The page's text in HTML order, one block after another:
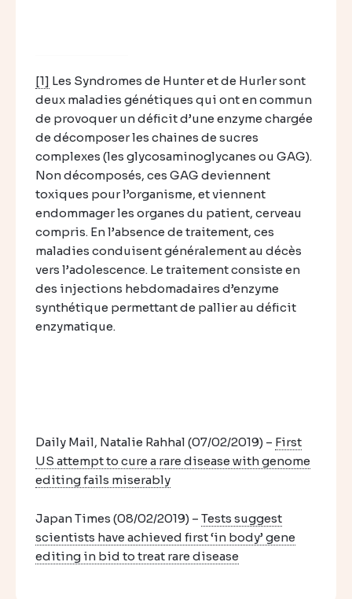
[1] Les Syndromes de Hunter et de Hurler sont
deux maladies génétiques qui ont en commun
de provoquer un déficit d’une enzyme chargée
de décomposer les chaines de sucres
complexes (les glycosaminoglycanes ou GAG).
Non décomposés, ces GAG deviennent
toxiques pour l’organisme, et viennent
endommager les organes du patient, cerveau
compris. En l’absence de traitement, ces
maladies conduisent généralement au décès
vers l’adolescence. Le traitement consiste en
des injections hebdomadaires d’enzyme
synthétique permettant de pallier au déficit
enzymatique.
Daily Mail, Natalie Rahhal (07/02/2019) – First
US attempt to cure a rare disease with genome
editing fails miserably
Japan Times (08/02/2019) – Tests suggest
scientists have achieved first ‘in body’ gene
editing in bid to treat rare disease